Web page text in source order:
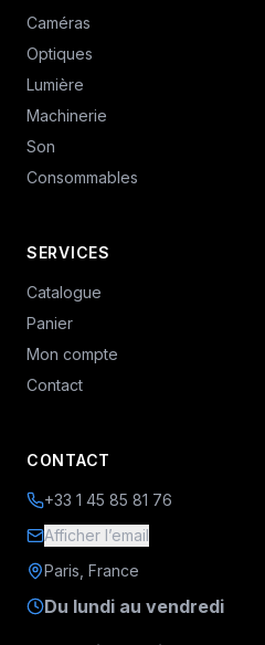
Caméras
Optiques
Lumière
Machinerie
Son
Consommables
SERVICES
Catalogue
Panier
Mon compte
Contact
CONTACT
+33 1 45 85 81 76
Afficher l’email
Paris, France
Du lundi au vendredi